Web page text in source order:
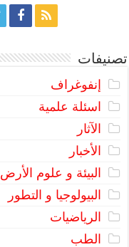
تصنيفات
إنفوغراف
اسئلة علمية
الآثار
الأخبار
البيئة و علوم الأرض
البيولوجيا و التطور
الرياضيات
الطب